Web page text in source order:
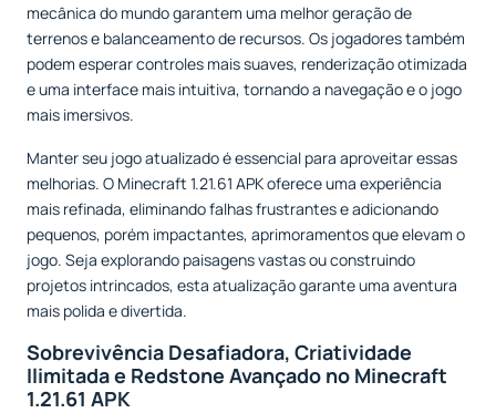
mecânica do mundo garantem uma melhor geração de
terrenos e balanceamento de recursos. Os jogadores também
podem esperar controles mais suaves, renderização otimizada
e uma interface mais intuitiva, tornando a navegação e o jogo
mais imersivos.
Manter seu jogo atualizado é essencial para aproveitar essas
melhorias. O Minecraft 1.21.61 APK oferece uma experiência
mais refinada, eliminando falhas frustrantes e adicionando
pequenos, porém impactantes, aprimoramentos que elevam o
jogo. Seja explorando paisagens vastas ou construindo
projetos intrincados, esta atualização garante uma aventura
mais polida e divertida.
Sobrevivência Desafiadora, Criatividade
Ilimitada e Redstone Avançado no Minecraft
1.21.61 APK